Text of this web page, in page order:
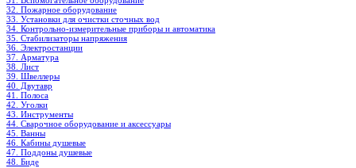
32. Пожарное оборудование
33. Установки для очистки сточных вод
34. Контрольно-измерительные приборы и автоматика
35. Стабилизаторы напряжения
36. Электростанции
37. Арматура
38. Лист
39. Швеллеры
40. Двутавр
41. Полоса
42. Уголки
43. Инструменты
44. Сварочное оборудование и аксессуары
45. Ванны
46. Кабины душевые
47. Поддоны душевые
48. Биде